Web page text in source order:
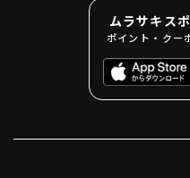
ムラサキス
ポイント・クー